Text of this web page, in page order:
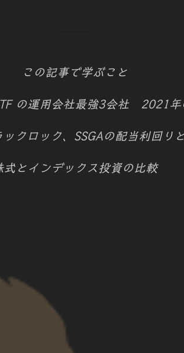
この記事で学ぶこと
の運用会社最強3会社 2021年
クロック、SSGAの配当利回り
式とインデックス投資の比較